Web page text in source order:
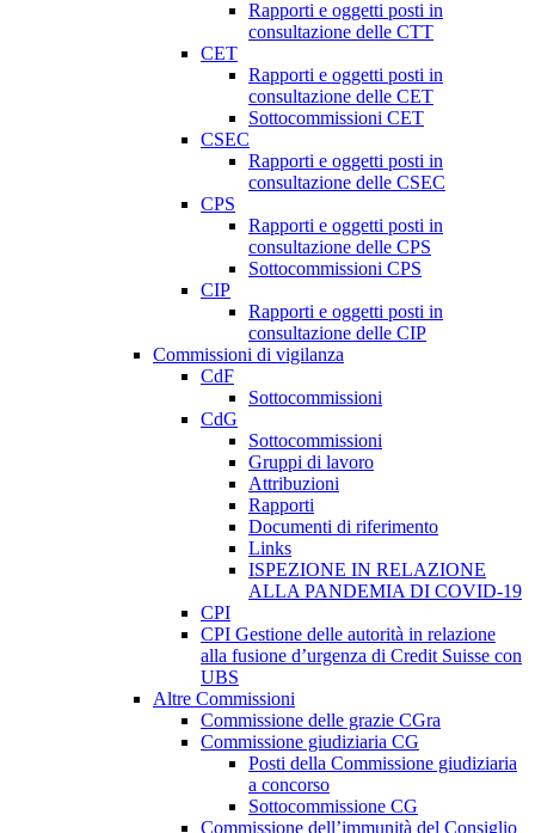
Rapporti e oggetti posti in
consultazione delle CTT
CET
Rapporti e oggetti posti in
consultazione delle CET
Sottocommissioni CET
CSEC
Rapporti e oggetti posti in
consultazione delle CSEC
CPS
Rapporti e oggetti posti in
consultazione delle CPS
Sottocommissioni CPS
CIP
Rapporti e oggetti posti in
consultazione delle CIP
Commissioni di vigilanza
CdF
Sottocommissioni
CdG
Sottocommissioni
Gruppi di lavoro
Attribuzioni
Rapporti
Documenti di riferimento
Links
ISPEZIONE IN RELAZIONE
ALLA PANDEMIA DI COVID-19
CPI
CPI Gestione delle autorità in relazione
alla fusione d’urgenza di Credit Suisse con
UBS
Altre Commissioni
Commissione delle grazie CGra
Commissione giudiziaria CG
Posti della Commissione giudiziaria
a concorso
Sottocommissione CG
Commissione dell’immunità del Consiglio